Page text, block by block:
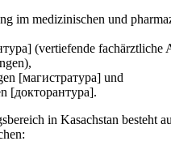
im medizinischen und
(vertiefende fachärztliche
[магистратурa] und
[докторантурa].
in Kasachstan besteht